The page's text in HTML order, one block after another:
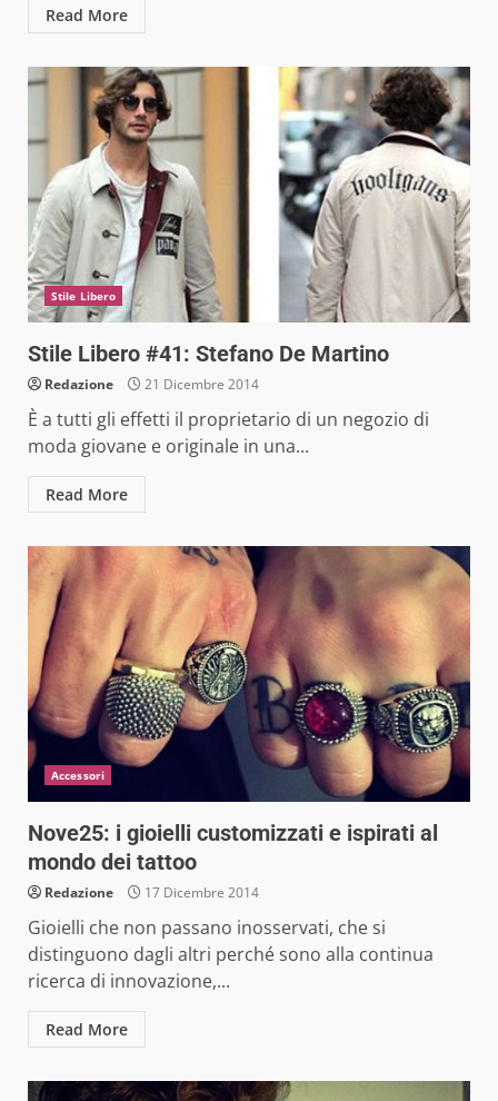
Read More
Stile Libero
Stile Libero #41: Stefano De Martino
Redazione 21 Dicembre 2014
È a tutti gli effetti il proprietario di un negozio di
moda giovane e originale in una...
Read More
Accessori
Nove25: i gioielli customizzati e ispirati al
mondo dei tattoo
Redazione 17 Dicembre 2014
Gioielli che non passano inosservati, che si
distinguono dagli altri perché sono alla continua
ricerca di innovazione,...
Read More